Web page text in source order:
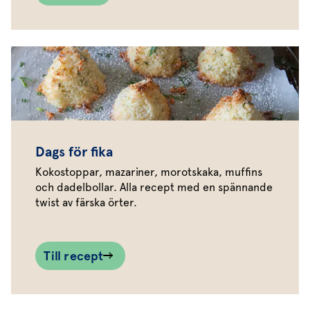
Dags för fika
Kokostoppar, mazariner, morotskaka, muffins
och dadelbollar. Alla recept med en spännande
twist av färska örter.
Till recept